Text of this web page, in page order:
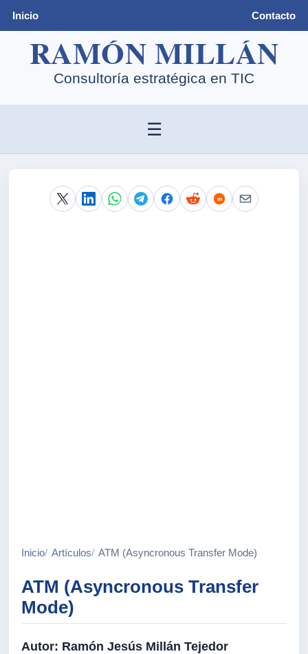
Inicio Contacto
☰
Inicio Artículos ATM (Asyncronous Transfer Mode)
ATM (Asyncronous Transfer
Mode)
Autor: Ramón Jesús Millán Tejedor